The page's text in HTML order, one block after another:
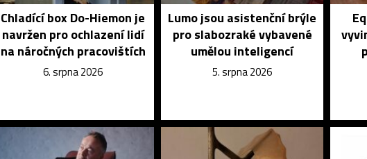
Chladící box Do-Hiemon je
navržen pro ochlazení lidí
na náročných pracovištích
6. srpna 2026
Lumo jsou asistenční brýle
pro slabozraké vybavené
umělou inteligencí
5. srpna 2026